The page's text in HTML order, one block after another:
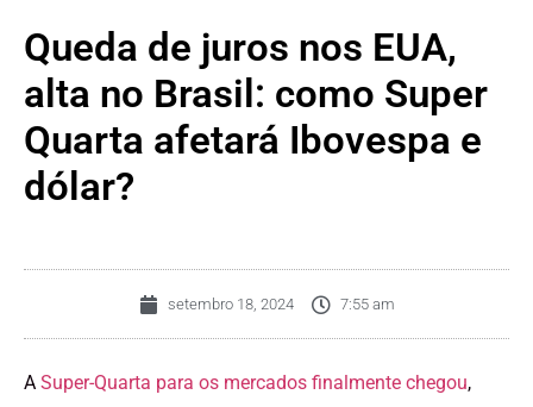
Queda de juros nos EUA,
alta no Brasil: como Super
Quarta afetará Ibovespa e
dólar?
setembro 18, 2024 7:55 am
A Super-Quarta para os mercados finalmente chegou,